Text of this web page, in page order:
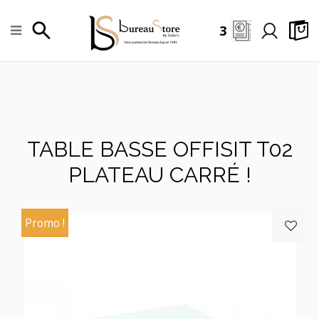
3
TABLE BASSE OFFISIT T02
PLATEAU CARRÉ !
Promo !